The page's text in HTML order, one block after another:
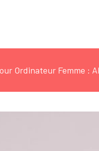
Ordinateur Femme :